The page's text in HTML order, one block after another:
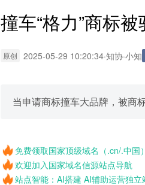
撞车“格力”商标
原创 2025-05-29 10:20:34·知协·小知
当申请商标撞车大品牌，被商
免费领取国家顶级域名（.cn/.中国）
欢迎加入国家域名信源站点导航
站点智能：AI搭建 AI辅助运营独